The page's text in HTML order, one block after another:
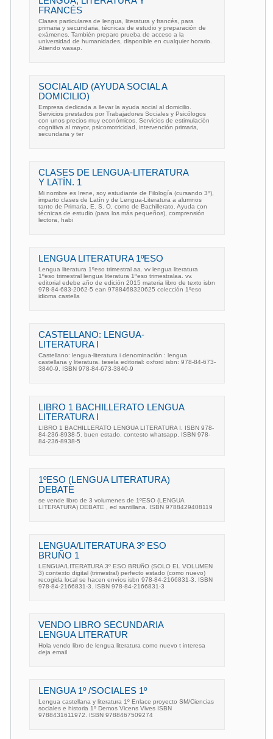
FRANCÉS
Clases particulares de lengua, literatura y francés, para
primaria y secundaria, técnicas de estudio y preparación de
exámenes. También preparo prueba de acceso a la
universidad de humanidades, disponible en cualquier horario.
Atiendo wasap.
SOCIAL AID (AYUDA SOCIAL A
DOMICILIO)
Empresa dedicada a llevar la ayuda social al domicilio.
Servicios prestados por Trabajadores Sociales y Psicólogos
con unos precios muy económicos. Servicios de estimulación
cognitiva al mayor, psicomotricidad, intervención primaria,
secundaria y ter
CLASES DE LENGUA-LITERATURA
Y LATÍN. 1
Mi nombre es Irene, soy estudiante de Filología (cursando 3º),
imparto clases de Latín y de Lengua-Literatura a alumnos
tanto de Primaria, E. S. O, como de Bachillerato. Ayuda con
técnicas de estudio (para los más pequeños), comprensión
lectora, habi
LENGUA LITERATURA 1ºESO
Lengua literatura 1ºeso trimestral aa. vv lengua literatura
1ºeso trimestral lengua literatura 1ºeso trimestralaa. vv.
editorial edebe año de edición 2015 materia libro de texto isbn
978-84-683-2062-5 ean 9788468320625 colección 1ºeso
idioma castella
CASTELLANO: LENGUA-
LITERATURA I
Castellano: lengua-literatura i denominación : lengua
castellana y literatura. tesela editorial: oxford isbn: 978-84-673-
3840-9. ISBN 978-84-673-3840-9
LIBRO 1 BACHILLERATO LENGUA
LITERATURA I
LIBRO 1 BACHILLERATO LENGUA LITERATURA I. ISBN 978-
84-236-8938-5. buen estado. contesto whatsapp. ISBN 978-
84-236-8938-5
1ºESO (LENGUA LITERATURA)
DEBATE
se vende libro de 3 volumenes de 1ºESO (LENGUA
LITERATURA) DEBATE , ed santillana. ISBN 9788429408119
LENGUA/LITERATURA 3º ESO
BRUÑO 1
LENGUA/LITERATURA 3º ESO BRUñO (SOLO EL VOLUMEN
3) contexto digital (trimestral) perfecto estado (como nuevo)
recogida local se hacen envíos isbn 978-84-2166831-3. ISBN
978-84-2166831-3. ISBN 978-84-2166831-3
VENDO LIBRO SECUNDARIA
LENGUA LITERATUR
Hola vendo libro de lengua literatura como nuevo t interesa
deja email
LENGUA 1º /SOCIALES 1º
Lengua castellana y literatura 1º Enlace proyecto SM/Ciencias
sociales e historia 1º Demos Vicens Vives ISBN
9788431611972. ISBN 9788467509274